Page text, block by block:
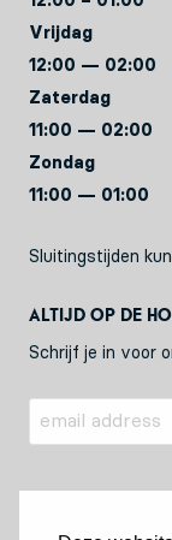
Vrijdag
12:00 — 02:00
Zaterdag
11:00 — 02:00
Zondag
11:00 — 01:00
Sluitingstijden
Altijd op de
Schrijf je in voor